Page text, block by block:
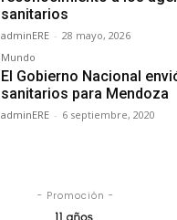
sanitarios
adminERE - 28 mayo, 2026
Mundo
El Gobierno Nacional
sanitarios para Mendoza
adminERE - 6 septiembre, 2020
- Promoción -